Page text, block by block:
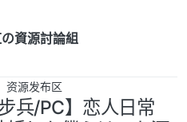
資源討論組
资源发布区
兵/PC】恋人日常